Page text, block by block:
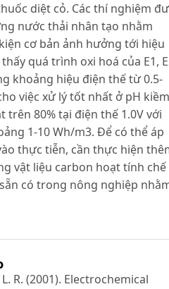
diệt cỏ. Các thí nghiệm
nước thải nhân tạo nhằm
cơ bản ảnh hưởng tới hiệu
quá trình oxi hoá của E1,
khoảng hiệu điện thế từ 0.5-
việc xử lý tốt nhất ở pH kiềm
trên 80% tại điện thế 1.0V với
1-10 Wh/m3. Để có thể áp
thực tiễn, cần thực hiện
vật liệu carbon hoạt tính chế
có trong nông nghiệp
R. (2001). Electrochemical